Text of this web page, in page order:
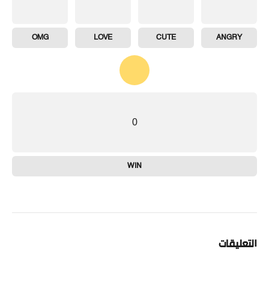
ANGRY
CUTE
LOVE
OMG
0
WIN
التعليقات